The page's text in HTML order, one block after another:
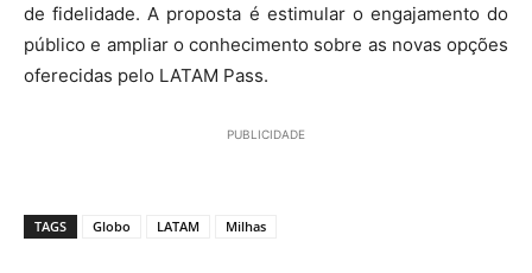
de fidelidade. A proposta é estimular o engajamento do
público e ampliar o conhecimento sobre as novas opções
oferecidas pelo LATAM Pass.
PUBLICIDADE
TAGS Globo LATAM Milhas